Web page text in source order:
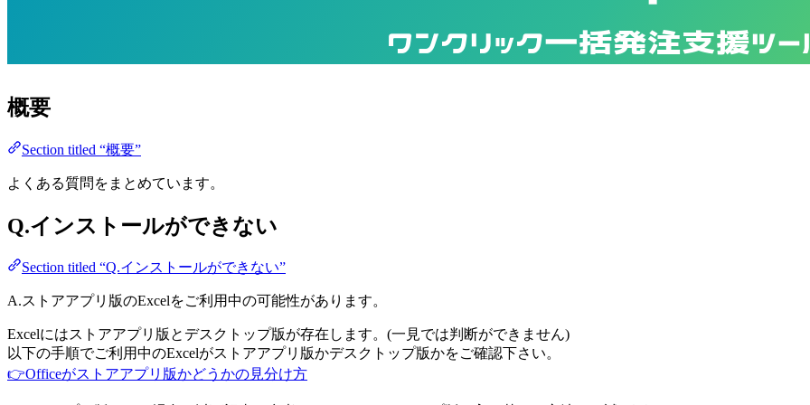
ワンクリック一括発注支援ツー
概要
Section titled “概要”
よくある質問をまとめています。
Q.インストールができない
Section titled “Q.インストールができない”
A.ストアアプリ版のExcelをご利用中の可能性があります。
Excelにはストアアプリ版とデスクトップ版が存在します。(一見では判断ができません)
以下の手順でご利用中のExcelがストアアプリ版かデスクトップ版かをご確認下さい。
👉Officeがストアアプリ版かどうかの見分け方